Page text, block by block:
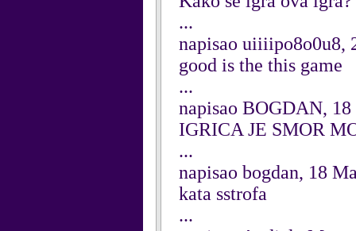
...
napisao uiiiipo8o0u8,
good is the this game
...
napisao BOGDAN,
IGRICA JE SMOR
...
napisao bogdan, 18
kata sstrofa
...